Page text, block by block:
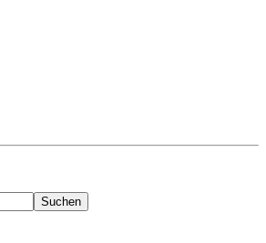
Suchen